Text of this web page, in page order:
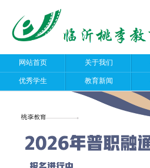
网站首页 关于我们
优秀学生 教育新闻